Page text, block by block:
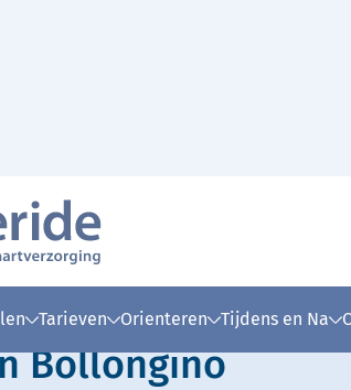
Tarieven Orienteren Tijdens en Na
Meride
>
Onze uitvaartverzorgers
Uitleg woorden Simpele tekst
Bollongino